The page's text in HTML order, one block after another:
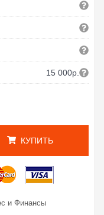
15 000р.
КУПИТЬ
и Финансы